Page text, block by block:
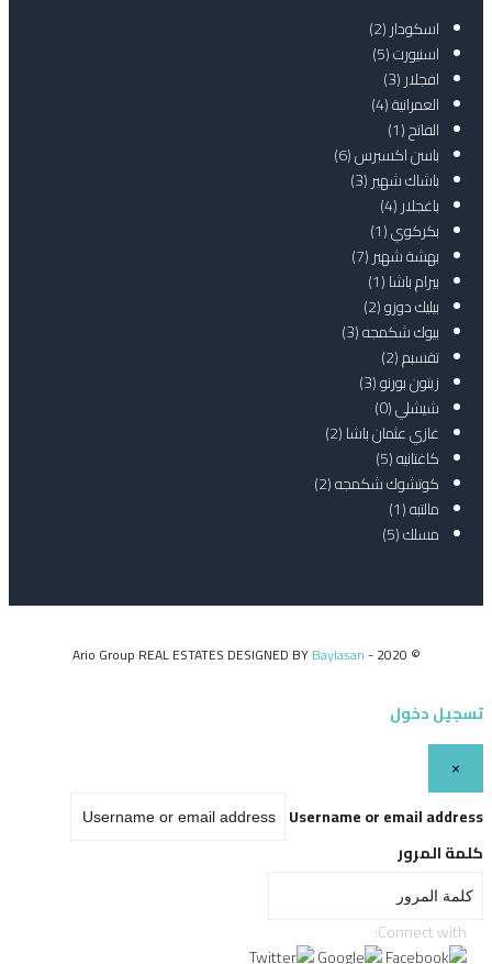
اسكودار(2)
اسنيورت(5)
افجلار(3)
العمرانية(4)
الفاتح(1)
باسن اكسبرس(6)
باشاك شهير(3)
باغجلار(4)
بكركوي(1)
بهشة شهير(7)
بيرام باشا(1)
بيليك دوزو(2)
بيوك شكمجه(3)
تقسبم(2)
زيتون بورنو(3)
شيشلي(0)
غازي عثمان باشا(2)
كاغتانيه(5)
كوتشوك شكمجه(2)
مالتبه(1)
مسلك(5)
© 2020 - Ario Group REAL ESTATES DESIGNED BY
Baylasan
تسجيل دخول
×
Username or email address
كلمة المرور
Connect with: